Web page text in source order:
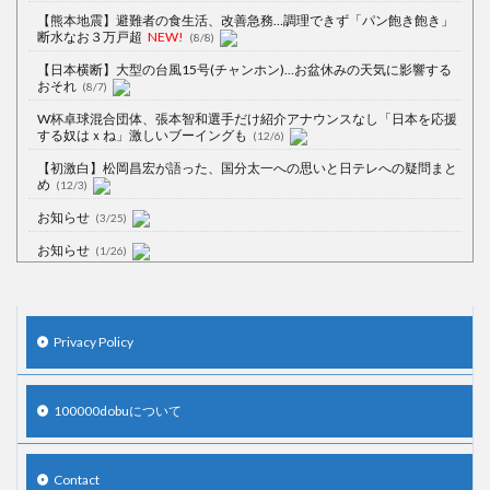
【熊本地震】避難者の食生活、改善急務…調理できず「パン飽き飽き」
断水なお３万戸超 NEW! (8/8)
【日本横断】大型の台風15号(チャンホン)…お盆休みの天気に影響する
おそれ (8/7)
W杯卓球混合団体、張本智和選手だけ紹介アナウンスなし「日本を応援
する奴はｘね」激しいブーイングも
(12/6)
【初激白】松岡昌宏が語った、国分太一への思いと日テレへの疑問まと
め (12/3)
お知らせ (3/25)
お知らせ (1/26)
【中国】処理水の問題化狙うも不発？ASEAN関連会合で賛同広がらず
(7/13)
【韓国】54.1％「IAEA報告書を信用しない」
Privacy Policy
100000dobuについて
Contact